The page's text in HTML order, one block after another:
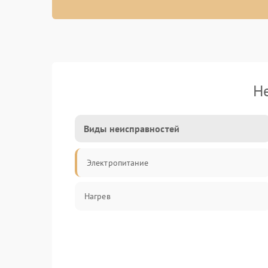
Виды неисправностей
Электропитание
Нагрев